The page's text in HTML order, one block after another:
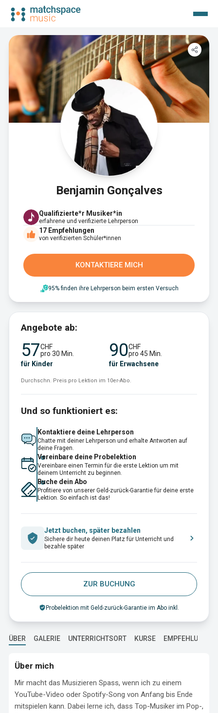
Benjamin Gonçalves
Qualifizierte*r Musiker*in
erfahrene und verifizierte Lehrperson
17 Empfehlungen
von verifizierten Schüler*innen
KONTAKTIERE MICH
95% finden ihre Lehrperson beim ersten Versuch
Angebote ab:
57CHF
pro 30 Min.
für Kinder
90CHF
pro 45 Min.
für Erwachsene
Durchschn. Preis pro Lektion im 10er-Abo.
Und so funktioniert es:
Kontaktiere deine Lehrperson
Chatte mit deiner Lehrperson und erhalte Antworten auf
deine Fragen.
Vereinbare deine Probelektion
Vereinbare einen Termin für die erste Lektion um mit
deinem Unterricht zu beginnen.
Buche dein Abo
Profitiere von unserer Geld-zurück-Garantie für deine erste
Lektion. So einfach ist das!
Jetzt buchen, später bezahlen
Sichere dir heute deinen Platz für Unterricht und
bezahle später
ZUR BUCHUNG
Probelektion mit Geld-zurück-Garantie im Abo inkl.
ÜBER GALERIE UNTERRICHTSORT KURSE EMPFEHLUNGEN
Über mich
Mir macht das Musizieren Spass, wenn ich zu einem
YouTube-Video oder Spotify-Song von Anfang bis Ende
mitspielen kann. Dabei lerne ich, dass Top-Musiker im Pop-,